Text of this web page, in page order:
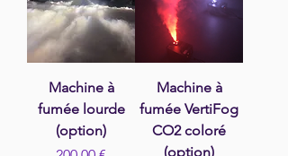
Machine à
fumée lourde
(option)
Machine à
fumée VertiFog
CO2 coloré
(option)